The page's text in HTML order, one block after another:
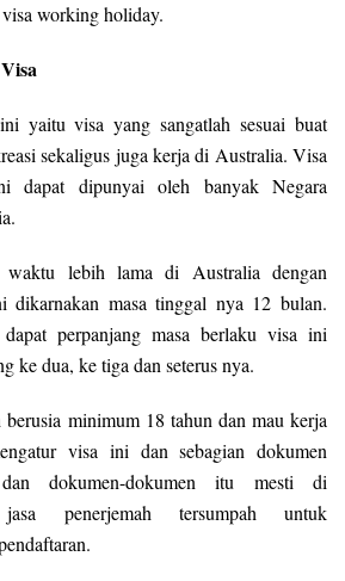
working holiday.
yaitu visa yang sangatlah sesuai buat
sekaligus juga kerja di Australia. Visa
dapat dipunyai oleh banyak Negara
lebih lama di Australia dengan
dikarnakan masa tinggal nya 12 bulan.
perpanjang masa berlaku visa ini
ke dua, ke tiga dan seterus nya.
minimum 18 tahun dan mau kerja
visa ini dan sebagian dokumen
dokumen-dokumen itu mesti di
penerjemah tersumpah untuk